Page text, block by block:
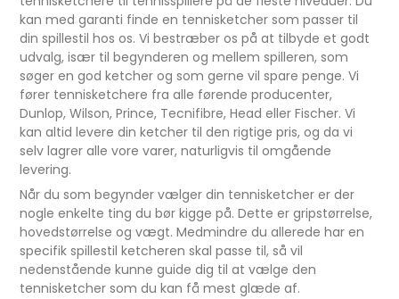
kan med garanti finde en tennisketcher som passer til
din spillestil hos os. Vi bestræber os på at tilbyde et godt
udvalg, især til begynderen og mellem spilleren, som
søger en god ketcher og som gerne vil spare penge. Vi
fører tennisketchere fra alle førende producenter,
Dunlop, Wilson, Prince, Tecnifibre, Head eller Fischer. Vi
kan altid levere din ketcher til den rigtige pris, og da vi
selv lagrer alle vore varer, naturligvis til omgående
levering.
Når du som begynder vælger din tennisketcher er der
nogle enkelte ting du bør kigge på. Dette er gripstørrelse,
hovedstørrelse og vægt. Medmindre du allerede har en
specifik spillestil ketcheren skal passe til, så vil
nedenstående kunne guide dig til at vælge den
tennisketcher som du kan få mest glæde af.